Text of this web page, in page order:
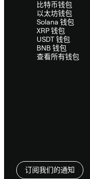
比特币钱包
以太坊钱包
Solana 钱包
XRP 钱包
USDT 钱包
BNB 钱包
查看所有钱包
订阅我们的通知